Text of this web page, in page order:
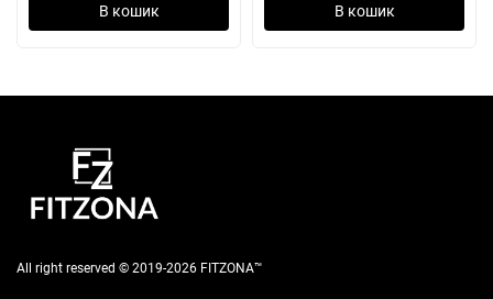
В кошик В кошик
All right reserved © 2019-2026 FITZONA™